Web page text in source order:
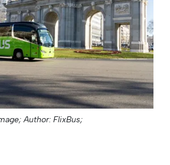
Author: FlixBus;